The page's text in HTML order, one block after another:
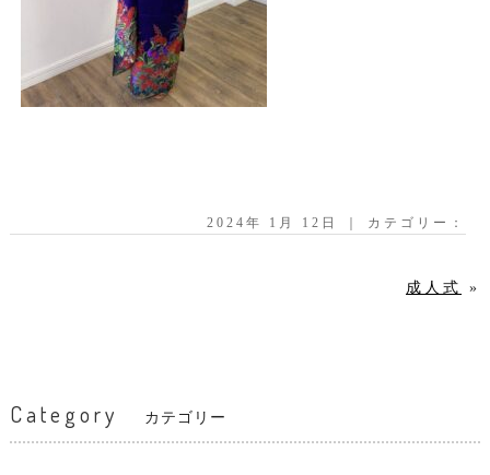
2024年 1月 12日 ｜ カテゴリー：
成人式 »
Category カテゴリー